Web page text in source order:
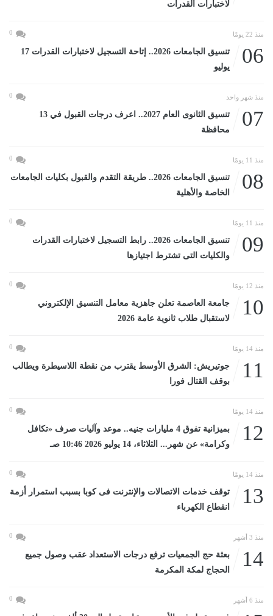
لاختبارات القدرات
منذ 22 يومًا 0
06
تنسيق الجامعات 2026.. إتاحة التسجيل لاختبارات القدرات 17
يوليو
منذ شهر واحد 0
07
تنسيق الثانوى العام 2027.. اعرف درجات القبول في 13
محافظة
منذ 11 يومًا 0
08
تنسيق الجامعات 2026.. طريقة التقدم والقبول بكليات الجامعات
الخاصة والأهلية
منذ 11 يومًا 0
09
تنسيق الجامعات 2026.. رابط التسجيل لاختبارات القدرات
والكليات التى تشترط اجتيازها
منذ 12 يومًا 0
10
جامعة العاصمة تعلن جاهزية معامل التنسيق الإلكتروني
لاستقبال طلاب ثانوية عامة 2026
منذ 14 يومًا 0
11
جوتيريش: الشرق الأوسط يقترب من نقطة اللاسيطرة ويطالب
بوقف القتال فورا
منذ 14 يومًا 0
12
بميزانية تفوق 4 مليارات جنيه.. موعد وآليات صرف «تكافل
وكرامة» عن شهر... الثلاثاء، 14 يوليو 2026 10:46 صـ
منذ 14 يومًا 0
13
توقف خدمات الاتصالات والإنترنت فى كوبا بسبب استمرار أزمة
انقطاع الكهرباء
منذ 3 أشهر 0
14
بعثة حج الجمعيات ترفع درجات الاستعداد عقب وصول جميع
الحجاج لمكة المكرمة
منذ 6 أشهر 0